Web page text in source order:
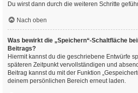
Du wirst dann durch die weiteren Schritte
Nach oben
Was bewirkt die „Speichern“-Schaltfläche
Beitrags?
Hiermit kannst du die geschriebene Entwürfe
späteren Zeitpunkt vervollständigen und
Beitrag kannst du mit der Funktion
deinem persönlichen Bereich erneut laden.